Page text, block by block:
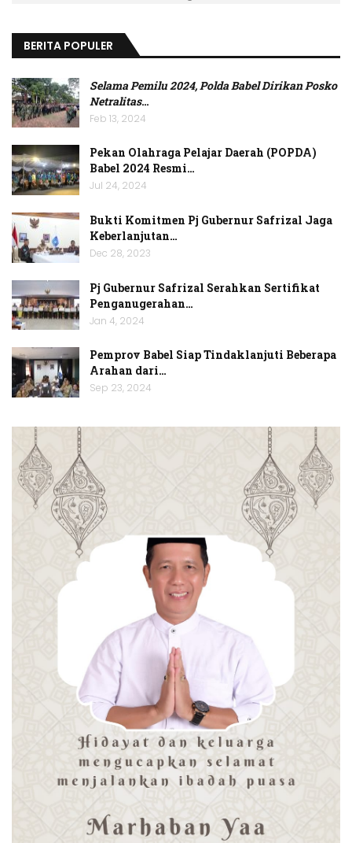
BERITA POPULER
Selama Pemilu 2024, Polda Babel Dirikan Posko
Netralitas…
Feb 13, 2024
Pekan Olahraga Pelajar Daerah (POPDA)
Babel 2024 Resmi…
Jul 24, 2024
Bukti Komitmen Pj Gubernur Safrizal Jaga
Keberlanjutan…
Dec 28, 2023
Pj Gubernur Safrizal Serahkan Sertifikat
Penganugerahan…
Jan 4, 2024
Pemprov Babel Siap Tindaklanjuti Beberapa
Arahan dari…
Sep 23, 2024